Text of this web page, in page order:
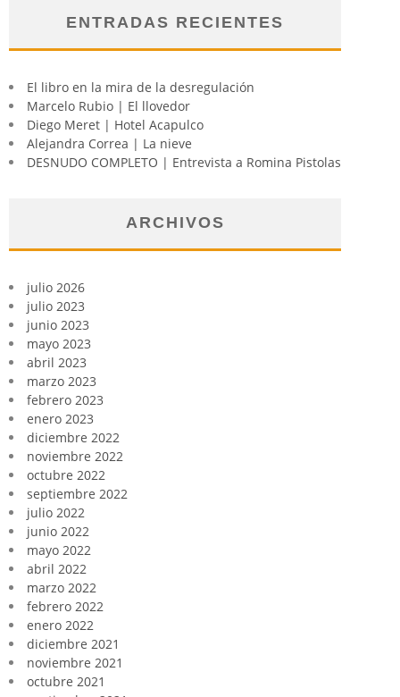
ENTRADAS RECIENTES
El libro en la mira de la desregulación
Marcelo Rubio | El llovedor
Diego Meret | Hotel Acapulco
Alejandra Correa | La nieve
DESNUDO COMPLETO | Entrevista a Romina Pistolas
ARCHIVOS
julio 2026
julio 2023
junio 2023
mayo 2023
abril 2023
marzo 2023
febrero 2023
enero 2023
diciembre 2022
noviembre 2022
octubre 2022
septiembre 2022
julio 2022
junio 2022
mayo 2022
abril 2022
marzo 2022
febrero 2022
enero 2022
diciembre 2021
noviembre 2021
octubre 2021